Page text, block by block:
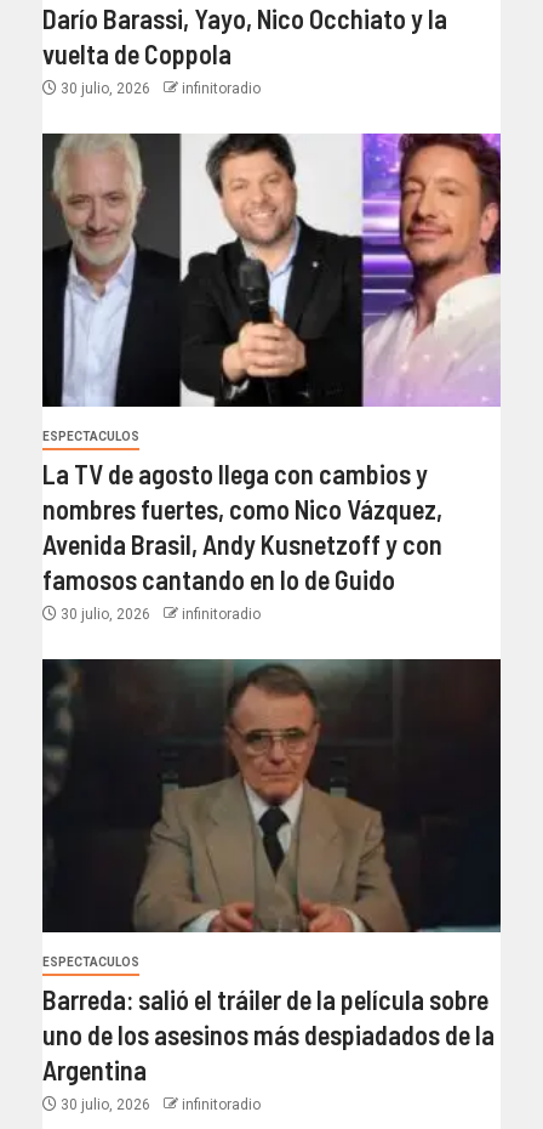
Darío Barassi, Yayo, Nico Occhiato y la
vuelta de Coppola
30 julio, 2026 infinitoradio
ESPECTACULOS
La TV de agosto llega con cambios y
nombres fuertes, como Nico Vázquez,
Avenida Brasil, Andy Kusnetzoff y con
famosos cantando en lo de Guido
30 julio, 2026 infinitoradio
ESPECTACULOS
Barreda: salió el tráiler de la película sobre
uno de los asesinos más despiadados de la
Argentina
30 julio, 2026 infinitoradio